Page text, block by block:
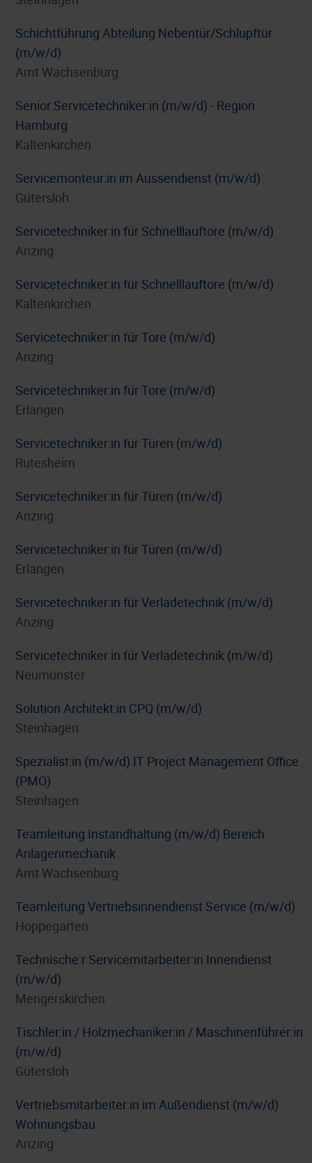
Schichtführung Abteilung Nebentür/Schlupftür
(m/w/d)
Amt Wachsenburg
Senior Servicetechniker:in (m/w/d) - Region
Hamburg
Kaltenkirchen
Servicemonteur:in im Aussendienst (m/w/d)
Gütersloh
Servicetechniker:in für Schnelllauftore (m/w/d)
Anzing
Servicetechniker:in für Schnelllauftore (m/w/d)
Kaltenkirchen
Servicetechniker:in für Tore (m/w/d)
Anzing
Servicetechniker:in für Tore (m/w/d)
Erlangen
Servicetechniker:in für Türen (m/w/d)
Rutesheim
Servicetechniker:in für Türen (m/w/d)
Anzing
Servicetechniker:in für Türen (m/w/d)
Erlangen
Servicetechniker:in für Verladetechnik (m/w/d)
Anzing
Servicetechniker:in für Verladetechnik (m/w/d)
Neumünster
Solution Architekt:in CPQ (m/w/d)
Steinhagen
Spezialist:in (m/w/d) IT Project Management Office
(PMO)
Steinhagen
Teamleitung Instandhaltung (m/w/d) Bereich
Anlagenmechanik
Amt Wachsenburg
Teamleitung Vertriebsinnendienst Service (m/w/d)
Hoppegarten
Technische:r Servicemitarbeiter:in Innendienst
(m/w/d)
Mengerskirchen
Tischler:in / Holzmechaniker:in / Maschinenführer:in
(m/w/d)
Gütersloh
Vertriebsmitarbeiter:in im Außendienst (m/w/d)
Wohnungsbau
Anzing